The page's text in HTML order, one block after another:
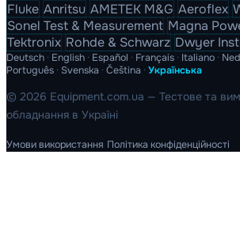
Fluke Anritsu AMETEK M&G Aeroflex
Sonel Test & Measurement Magna
Tektronix Rohde & Schwarz Dwyer
Deutsch · English · Español · Français · Italiano ·
Português · Svenska · Čeština · Українська
© 2026 Equipment.com.ua — Тестове та
обладнання в Україні
Умови використання Політика конфіденційності